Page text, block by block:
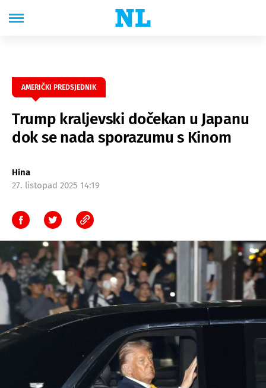
AMERIČKI PREDSJEDNIK
Trump kraljevski dočekan u Japanu
dok se nada sporazumu s Kinom
Hina
27. listopad 2025 14:19